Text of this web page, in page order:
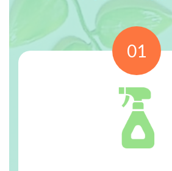
01